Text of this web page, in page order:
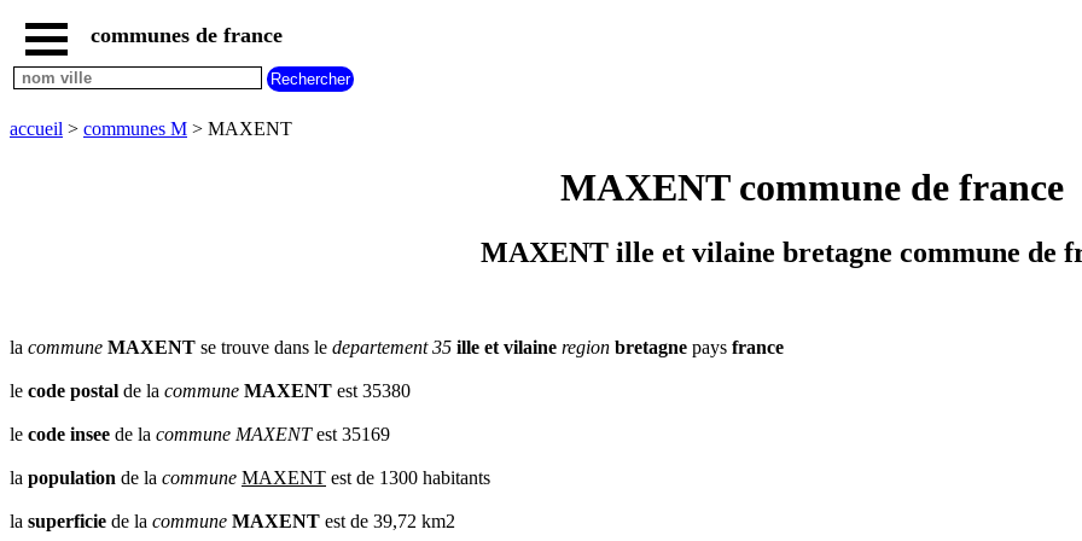
accueil
communes
regions
par
V
W X Y Z
communes de france
accueil > communes M > MAXENT
MAXENT commune de france
MAXENT ille et vilaine bretagne commune de
la commune MAXENT se trouve dans le departement 35 ille et vilaine region bretagne pays france
le code postal de la commune MAXENT est 35380
le code insee de la commune MAXENTest 35169
la population de la commune MAXENT est de 1300 habitants
la superficie de la commune MAXENT est de 39,72 km2